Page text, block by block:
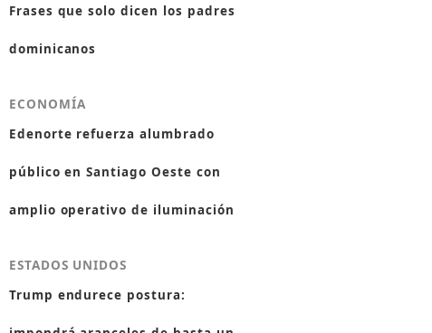
Frases que solo dicen los padres
dominicanos
ECONOMÍA
Edenorte refuerza alumbrado
público en Santiago Oeste con
amplio operativo de iluminación
ESTADOS UNIDOS
Trump endurece postura: